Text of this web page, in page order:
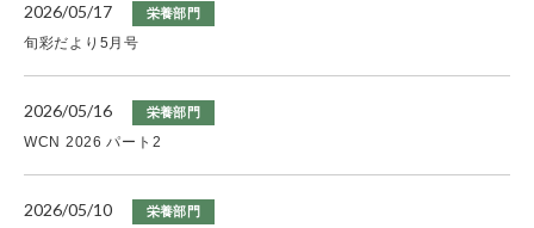
2026/05/17 栄養部門
旬彩だより5月号
2026/05/16 栄養部門
WCN 2026 パート2
2026/05/10 栄養部門